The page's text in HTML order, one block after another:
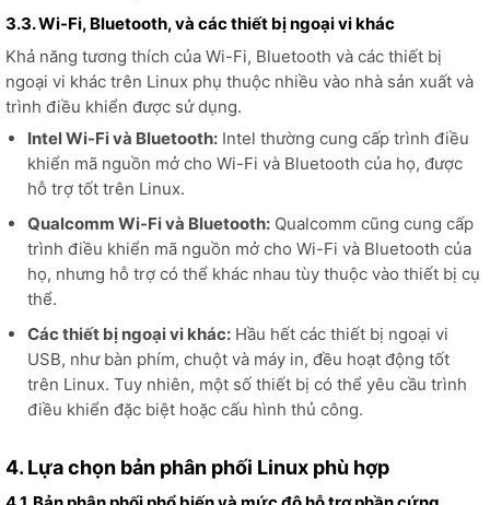
3.3. Wi-Fi, Bluetooth, và các thiết bị ngoại vi khác
Khả năng tương thích của Wi-Fi, Bluetooth và các thiết bị
ngoại vi khác trên Linux phụ thuộc nhiều vào nhà sản xuất và
trình điều khiển được sử dụng.
Intel Wi-Fi và Bluetooth:Intel thường cung cấp trình điều
khiển mã nguồn mở cho Wi-Fi và Bluetooth của họ, được
hỗ trợ tốt trên Linux.
Qualcomm Wi-Fi và Bluetooth:Qualcomm cũng cung cấp
trình điều khiển mã nguồn mở cho Wi-Fi và Bluetooth của
họ, nhưng hỗ trợ có thể khác nhau tùy thuộc vào thiết bị cụ
thể.
Các thiết bị ngoại vi khác:Hầu hết các thiết bị ngoại vi
USB, như bàn phím, chuột và máy in, đều hoạt động tốt
trên Linux. Tuy nhiên, một số thiết bị có thể yêu cầu trình
điều khiển đặc biệt hoặc cấu hình thủ công.
4. Lựa chọn bản phân phối Linux phù hợp